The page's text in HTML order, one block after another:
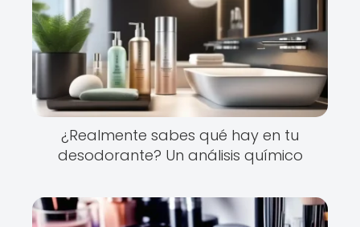
¿Realmente sabes qué hay en tu
desodorante? Un análisis químico